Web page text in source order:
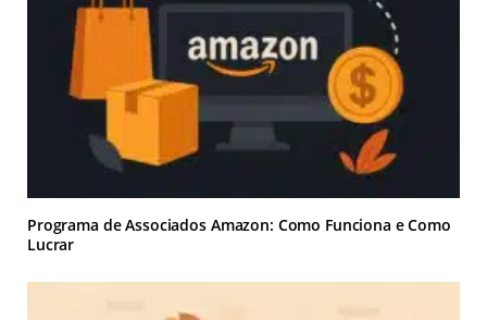
Programa de Associados Amazon: Como Funciona e Como
Lucrar